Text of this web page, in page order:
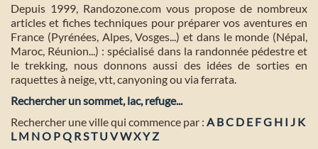
Depuis 1999, Randozone.com vous propose de nombreux
articles et fiches techniques pour préparer vos aventures en
France (Pyrénées, Alpes, Vosges...) et dans le monde (Népal,
Maroc, Réunion...) : spécialisé dans la randonnée pédestre et
le trekking, nous donnons aussi des idées de sorties en
raquettes à neige, vtt, canyoning ou via ferrata.
Rechercher un sommet, lac, refuge...
Rechercher une ville qui commence par : A BC D E FG H I J K
L M NO PQ RST U VWXYZ